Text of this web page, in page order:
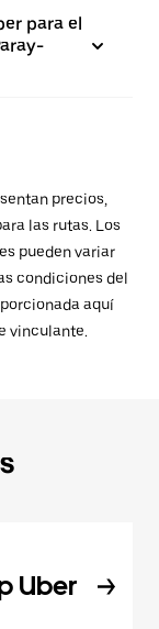
para el
precios,
las rutas. Los
pueden variar
condiciones del
aquí
vinculante.
Uber